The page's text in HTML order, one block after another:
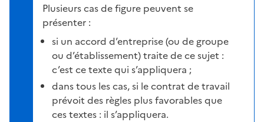
Plusieurs cas de figure peuvent se
présenter :
si un accord d’entreprise (ou de groupe
ou d’établissement) traite de ce sujet :
c’est ce texte qui s’appliquera ;
dans tous les cas, si le contrat de travail
prévoit des règles plus favorables que
ces textes : il s’appliquera.